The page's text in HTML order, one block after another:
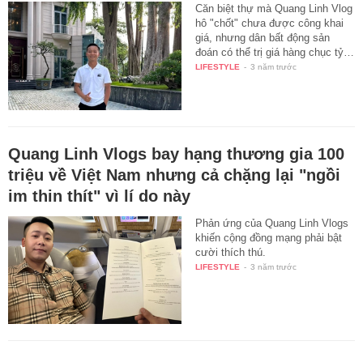
Căn biệt thự mà Quang Linh Vlog
hô "chốt" chưa được công khai
giá, nhưng dân bất động sản
đoán có thể trị giá hàng chục tỷ…
LIFESTYLE - 3 năm trước
Quang Linh Vlogs bay hạng thương gia 100
triệu về Việt Nam nhưng cả chặng lại "ngồi
im thin thít" vì lí do này
Phản ứng của Quang Linh Vlogs
khiến cộng đồng mạng phải bật
cười thích thú.
LIFESTYLE - 3 năm trước